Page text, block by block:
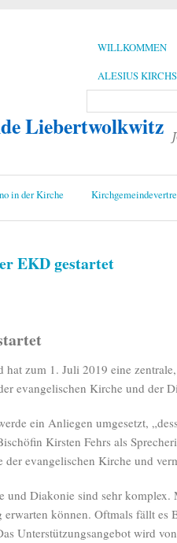
WILLKOMMEN
ALESIUS
Liebertwolkwitz
in der Kirche
EKD gestartet
zum 1. Juli 2019 eine
evangelischen Kirche und der
ein Anliegen umgesetzt,
Kirsten Fehrs als
der evangelischen Kirche und
und Diakonie sind sehr
können. Oftmals fällt es
Unterstützungsangebot wird